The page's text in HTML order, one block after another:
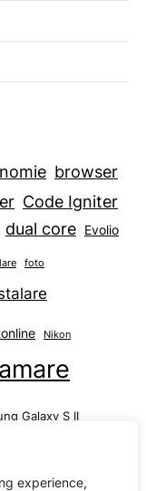
experience,
browser
Code Igniter
dual core Evolio
foto
Nikon
Galaxy S II